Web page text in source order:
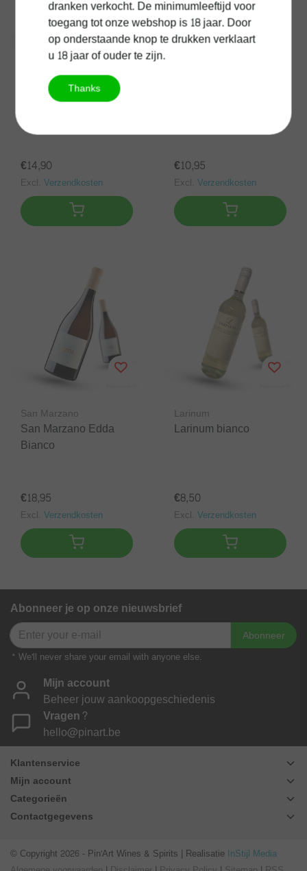
Sulla San Marzano
€14,90
Excl. Verzendkosten
€10,95
Excl. Verzendkosten
San Marzano
San Marzano Edda
Bianco
€18,95
Excl. Verzendkosten
Larinum
Larinum bianco
€8,50
Excl. Verzendkosten
Abonneer je op onze nieuwsbrief
Abonneer
* We'll never share your email with anyone else.
Mijn account
Beheer jouw aankoopgeschiedenis
Vragen?
hello@pinart.be
Klantenservice
Mijn account
Categorieën
Contactgegevens
© Copyright 2026 - Pin'Art Wines & Spirits | Realisatie InStijl Media
dranken verkocht. De minimumleeftijd voor
toegang tot onze webshop is 18 jaar. Door
op onderstaande knop te drukken verklaart
u 18 jaar of ouder te zijn.
Thanks